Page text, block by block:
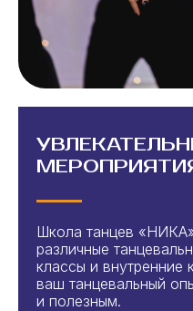
Школа танцев
различные
классы и внутренние
ваш танцевальный
и полезным.